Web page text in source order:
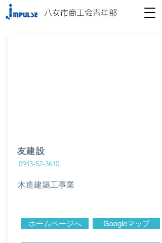
八女市商工会青年部
友建設
0943-52-3610
木造建築工事業
ホームページへ Googleマップ